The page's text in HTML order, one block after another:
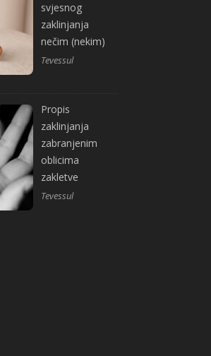
svjesnog
zaklinjanja
nečim (nekim)
Tevessul
Propis
zaklinjanja
zabranjenim
oblicima
zakletve
Tevessul